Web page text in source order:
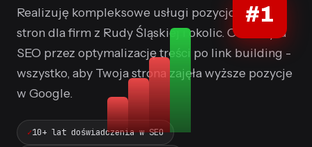
#1
Realizuję kompleksowe usługi pozycjonowania
stron dla firm z Rudy Śląskiej i okolic. Od audytu
SEO przez optymalizację treści po link building -
wszystko, aby Twoja strona zajęła wyższe pozycje
w Google.
10+ lat doświadczenia w SEO